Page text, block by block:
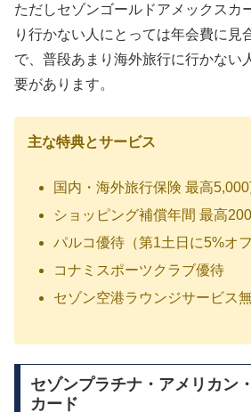
ただしセゾンゴールドアメックスカ
り行かない人 にとっては年会費に見
で、普段あまり海外旅行に行かない
要があります。
主な特典とサービス
国内・海外旅行保険最高5,000
ショッピング補償年間最高
パルコ優待（第1土日に5%オフ
コナミスポーツクラブ優待
セゾン空港ラウンジサービス
セゾンプラチナ・アメリカン
カード